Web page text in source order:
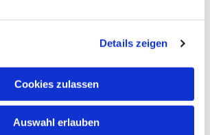
Details zeigen
Cookies zulassen
Auswahl erlauben